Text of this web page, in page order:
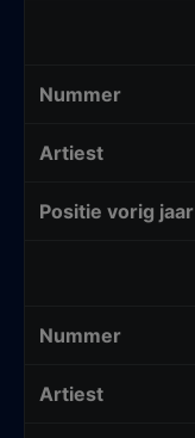
Nummer
Artiest
Positie vorig jaar
Nummer
Artiest